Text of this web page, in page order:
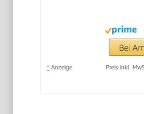
Bei
* Anzeige Preis inkl.